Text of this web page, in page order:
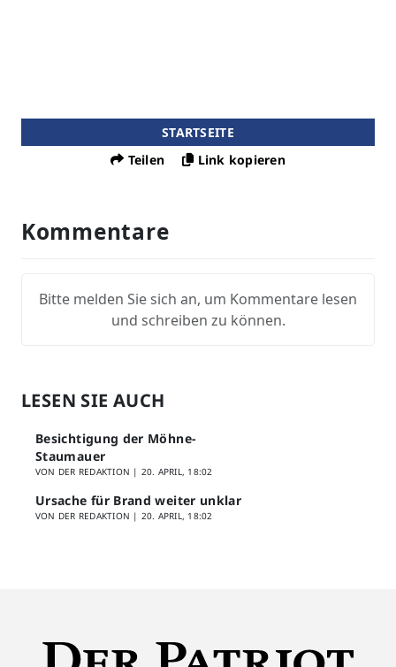
STARTSEITE
Teilen
Link kopieren
Kommentare
Bitte melden Sie sich an, um Kommentare lesen
und schreiben zu können.
LESEN SIE AUCH
Besichtigung der Möhne-
Staumauer
VON DER REDAKTION | 20. APRIL, 18:02
Ursache für Brand weiter unklar
VON DER REDAKTION | 20. APRIL, 18:02